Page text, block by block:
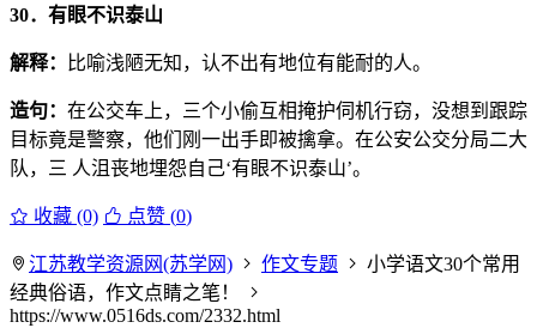
30．有眼不识泰山
解释： 比喻浅陋无知，认不出有地位有能耐的人。
造句： 在公交车上，三个小偷互相掩护伺机行窃，没想到跟踪
目标竟是警察，他们刚一出手即被擒拿。在公安公交分局二大
队，三 人沮丧地埋怨自己‘有眼不识泰山’。
收藏 (0) 点赞 (0)
江苏教学资源网(苏学网) 作文专题
小学语文30个常用
经典俗语，作文点睛之笔！
https://www.0516ds.com/2332.html